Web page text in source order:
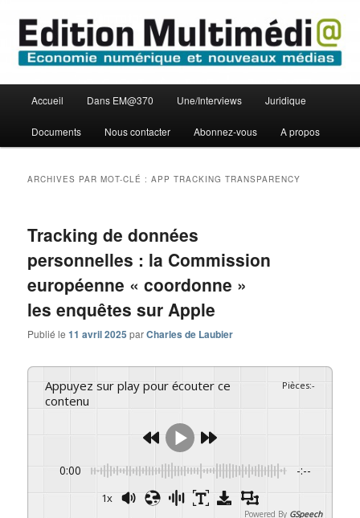
contenu
principal
contenu
secondaire
Edition Multimédi@
principal
Accueil Dans EM@370 Une/Interviews Juridique
Documents Nous contacter Abonnez-vous A propos
ARCHIVES PAR MOT-CLÉ :APP TRACKING TRANSPARENCY
Tracking de données
personnelles : la Commission
européenne « coordonne »
les enquêtes sur Apple
Publié le11 avril 2025 parCharles de Laubier
Appuyez sur play pour écouter ce
contenu
Pièces:-
0:00 -:--
1x
Powered By GSpeech